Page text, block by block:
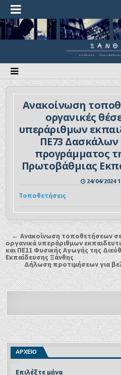
Ανακοίνωση
οργανικές
υπεράριθμων
ΠΕ73 Δασκάλων
προγράμματος
Πρωτοβάθμιας
24/04/2024
Τοποθετήσεις
← Ανακοίνωση τοποθετήσεων σε
οργανικά υπεράριθμων
και ΠΕ11 Φυσικής Αγωγής της
Εκπαίδευσης Ξάνθης
Δήλωση προτιμήσεων για
ΑΡΧΕΙΟ